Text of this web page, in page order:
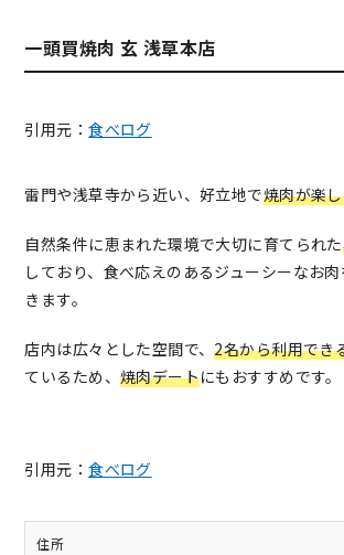
一頭買焼肉 玄 浅草本店
引用元：食べログ
雷門や浅草寺から近い、好立地で焼肉が楽
自然条件に恵まれた環境で大切に育てられた
しており、食べ応えのあるジューシーなお
きます。
店内は広々とした空間で、2名から利用でき
ているため、 焼肉デートにもおすすめです。
引用元：食べログ
住所